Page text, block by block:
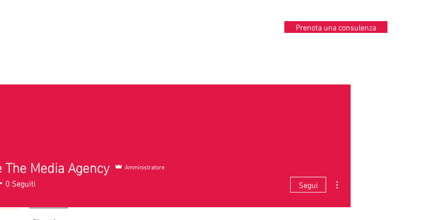
Prenota una consulenza
Media Agency
The Media Agency Amministratore
0 Seguiti Segui